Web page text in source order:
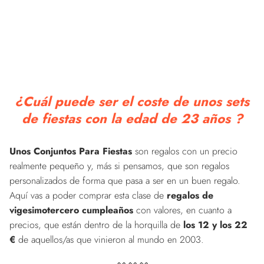
¿Cuál puede ser el coste de unos sets
de fiestas con la edad de 23 años ?
Unos Conjuntos Para Fiestas son regalos con un precio
realmente pequeño y, más si pensamos, que son regalos
personalizados de forma que pasa a ser en un buen regalo.
Aquí vas a poder comprar esta clase de regalos de
vigesimotercero cumpleaños con valores, en cuanto a
precios, que están dentro de la horquilla de los 12 y los 22
€ de aquellos/as que vinieron al mundo en 2003.